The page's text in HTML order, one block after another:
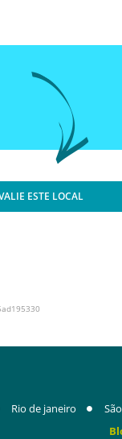
ESTE LOCAL
Rio de janeiro